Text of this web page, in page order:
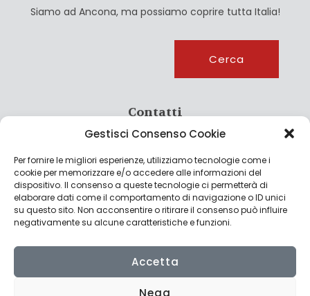
Gestisci Consenso Cookie
Per fornire le migliori esperienze, utilizziamo tecnologie come i
cookie per memorizzare e/o accedere alle informazioni del
dispositivo. Il consenso a queste tecnologie ci permetterà di
elaborare dati come il comportamento di navigazione o ID unici
su questo sito. Non acconsentire o ritirare il consenso può influire
negativamente su alcune caratteristiche e funzioni.
Accetta
Nega
Siamo ad Ancona, ma possiamo coprire tutta Italia!
Cerca
Contatti
info@culturagroalimentare.com
Note legali
Privacy Policy